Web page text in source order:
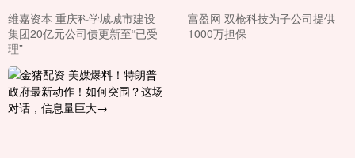
维嘉资本 重庆科学城城市建设
集团20亿元公司债更新至“已受
理”
富盈网 双枪科技为子公司提供
1000万担保